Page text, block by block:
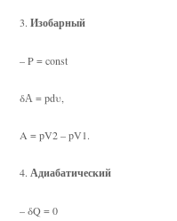
3. Изобарный
– P = const
δА = pdυ,
A = pV2 – pV1.
4. Адиабатический
– δQ = 0